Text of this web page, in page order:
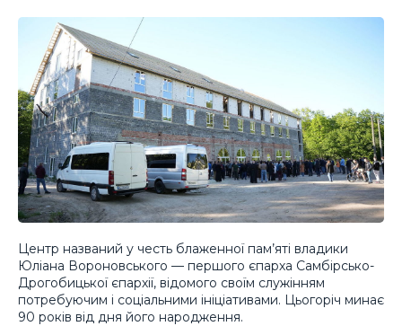
Центр названий у честь блаженної пам’яті владики
Юліана Вороновського — першого єпарха Самбірсько-
Дрогобицької єпархії, відомого своїм служінням
потребуючим і соціальними ініціативами. Цьогоріч минає
90 років від дня його народження.